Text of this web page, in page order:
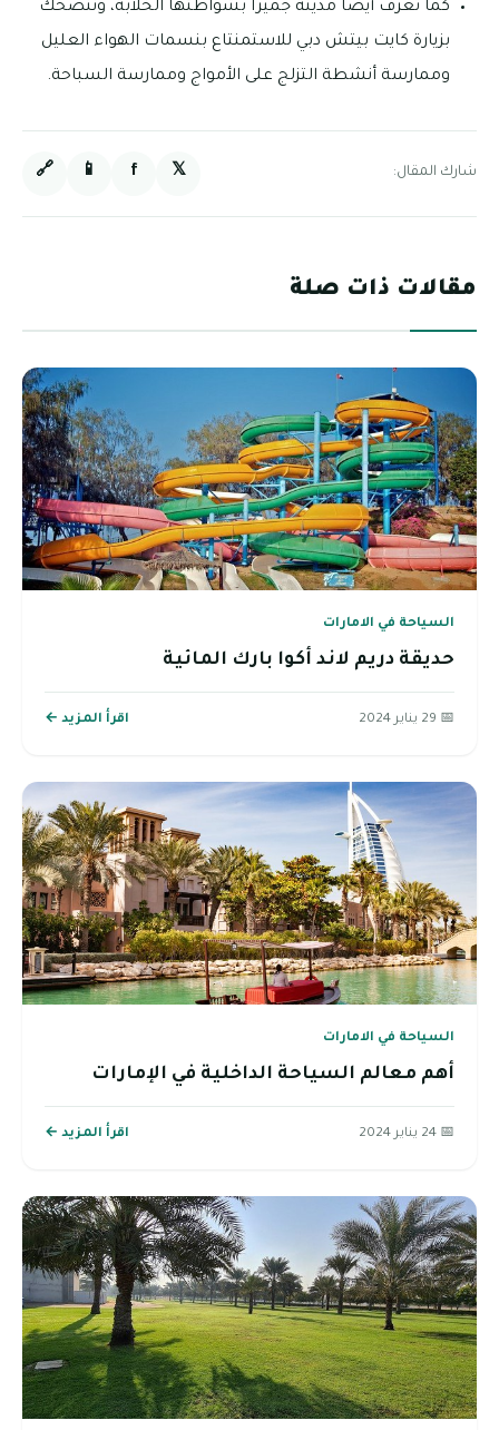
كما تعرف أيضا مدينة جميرا بشواطئها الخلابة، وننصحك
بزيارة كايت بيتش دبي للاستمنتاع بنسمات الهواء العليل
وممارسة أنشطة التزلج على الأمواج وممارسة السباحة.
شارك المقال: 𝕏
f
📱
🔗
مقالات ذات صلة
السياحة في الامارات
حديقة دريم لاند أكوا بارك المائية
📅 29 يناير 2024 اقرأ المزيد ←
السياحة في الامارات
أهم معالم السياحة الداخلية في الإمارات
📅 24 يناير 2024 اقرأ المزيد ←